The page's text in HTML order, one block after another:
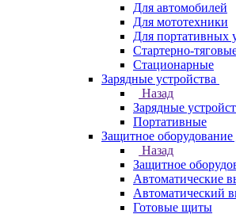
Для автомобилей
Для мототехники
Для портативных
Стартерно-
Стационарные
Зарядные устройства
Назад
Зарядные
Портативные
Защитное
Назад
Защитное
Автоматические
Автоматический
Готовые щиты